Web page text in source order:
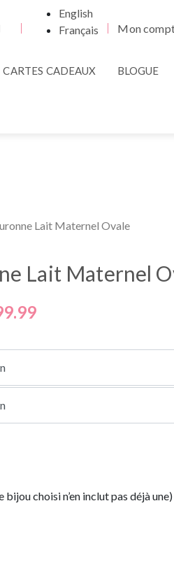
English
Français
Mon
CARTES CADEAUX BLOGUE
Lait Maternel Ovale
Lait Maternel
bijou choisi n’en inclut pas déjà une)